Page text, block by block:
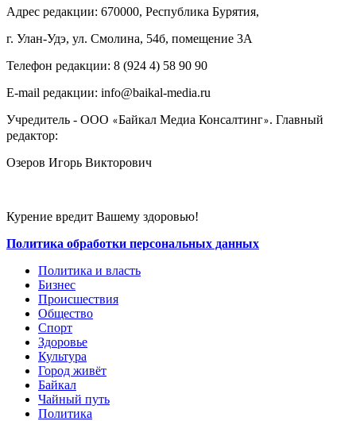
Адрес редакции: 670000, Республика Бурятия,
г. Улан-Удэ, ул. Смолина, 54б, помещение 3А
Телефон редакции: ‎‎8 (924 4) 58 90 90
E-mail редакции: info@baikal-media.ru
Учредитель - ООО «Байкал Медиа Консалтинг». Главный
редактор:
Озеров Игорь Викторович
Курение вредит Вашему здоровью!
Политика обработки персональных данных
Политика и власть
Бизнес
Происшествия
Общество
Cпорт
Здоровье
Культура
Город живёт
Байкал
Чайный путь
Политика